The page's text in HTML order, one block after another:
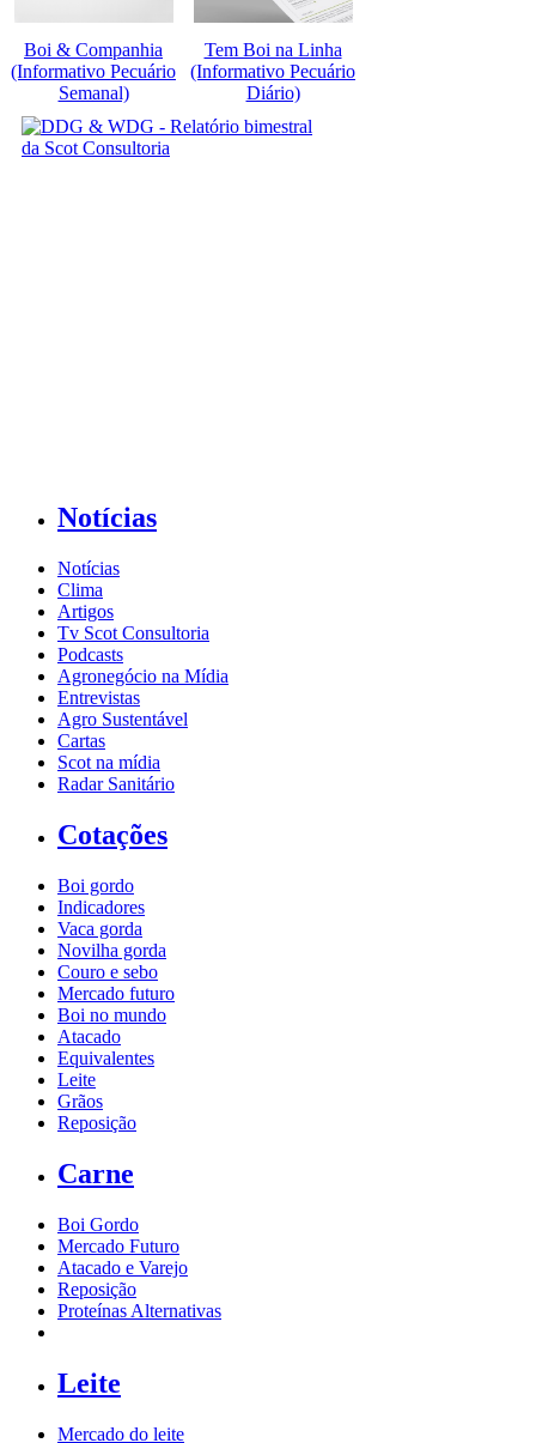
Boi & Companhia
(Informativo Pecuário
Semanal)
Tem Boi na Linha
(Informativo Pecuário
Diário)
Notícias
Notícias
Clima
Artigos
Tv Scot Consultoria
Podcasts
Agronegócio na Mídia
Entrevistas
Agro Sustentável
Cartas
Scot na mídia
Radar Sanitário
Cotações
Boi gordo
Indicadores
Vaca gorda
Novilha gorda
Couro e sebo
Mercado futuro
Boi no mundo
Atacado
Equivalentes
Leite
Grãos
Reposição
Carne
Boi Gordo
Mercado Futuro
Atacado e Varejo
Reposição
Proteínas Alternativas
Leite
Mercado do leite